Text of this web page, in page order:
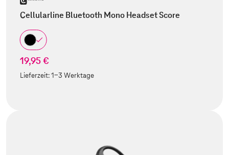
Cellularline Bluetooth Mono Headset Score
19,95 €
Lieferzeit:1-3 Werktage